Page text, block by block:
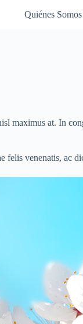
Quiénes Somos
maximus at. In
felis venenatis, ac